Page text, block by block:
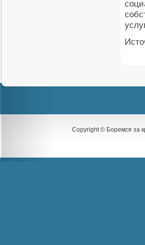
Copyright © Боремся за